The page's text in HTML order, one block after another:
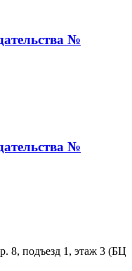
№
№
8, подъезд 1, этаж 3 (БЦ